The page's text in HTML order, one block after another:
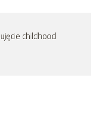
childhood